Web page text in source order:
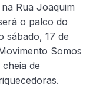
Rua Joaquim
o palco do
sábado, 17 de
Somos
de